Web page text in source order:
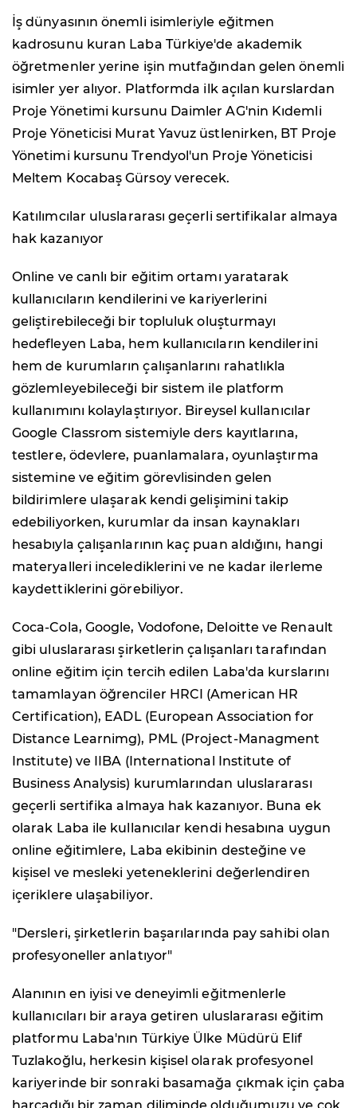
İş dünyasının önemli isimleriyle eğitmen
kadrosunu kuran Laba Türkiye'de akademik
öğretmenler yerine işin mutfağından gelen önemli
isimler yer alıyor. Platformda ilk açılan kurslardan
Proje Yönetimi kursunu Daimler AG'nin Kıdemli
Proje Yöneticisi Murat Yavuz üstlenirken, BT Proje
Yönetimi kursunu Trendyol'un Proje Yöneticisi
Meltem Kocabaş Gürsoy verecek.
Katılımcılar uluslararası geçerli sertifikalar almaya
hak kazanıyor
Online ve canlı bir eğitim ortamı yaratarak
kullanıcıların kendilerini ve kariyerlerini
geliştirebileceği bir topluluk oluşturmayı
hedefleyen Laba, hem kullanıcıların kendilerini
hem de kurumların çalışanlarını rahatlıkla
gözlemleyebileceği bir sistem ile platform
kullanımını kolaylaştırıyor. Bireysel kullanıcılar
Google Classrom sistemiyle ders kayıtlarına,
testlere, ödevlere, puanlamalara, oyunlaştırma
sistemine ve eğitim görevlisinden gelen
bildirimlere ulaşarak kendi gelişimini takip
edebiliyorken, kurumlar da insan kaynakları
hesabıyla çalışanlarının kaç puan aldığını, hangi
materyalleri incelediklerini ve ne kadar ilerleme
kaydettiklerini görebiliyor.
Coca-Cola, Google, Vodofone, Deloitte ve Renault
gibi uluslararası şirketlerin çalışanları tarafından
online eğitim için tercih edilen Laba'da kurslarını
tamamlayan öğrenciler HRCI (American HR
Certification), EADL (European Association for
Distance Learnimg), PML (Project-Managment
Institute) ve IIBA (International Institute of
Business Analysis) kurumlarından uluslararası
geçerli sertifika almaya hak kazanıyor. Buna ek
olarak Laba ile kullanıcılar kendi hesabına uygun
online eğitimlere, Laba ekibinin desteğine ve
kişisel ve mesleki yeteneklerini değerlendiren
içeriklere ulaşabiliyor.
"Dersleri, şirketlerin başarılarında pay sahibi olan
profesyoneller anlatıyor"
Alanının en iyisi ve deneyimli eğitmenlerle
kullanıcıları bir araya getiren uluslararası eğitim
platformu Laba'nın Türkiye Ülke Müdürü Elif
Tuzlakoğlu, herkesin kişisel olarak profesyonel
kariyerinde bir sonraki basamağa çıkmak için çaba
harcadığı bir zaman diliminde olduğumuzu ve çok